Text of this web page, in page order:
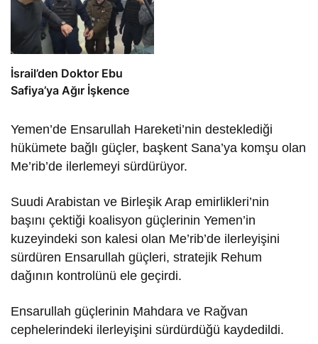
İsrail’den Doktor Ebu
Safiya’ya Ağır İşkence
Yemen’de Ensarullah Hareketi’nin desteklediği
hükümete bağlı güçler, başkent Sana’ya komşu olan
Me’rib’de ilerlemeyi sürdürüyor.
Suudi Arabistan ve Birleşik Arap emirlikleri’nin
başını çektiği koalisyon güçlerinin Yemen’in
kuzeyindeki son kalesi olan Me’rib’de ilerleyişini
sürdüren Ensarullah güçleri, stratejik Rehum
dağının kontrolünü ele geçirdi.
Ensarullah güçlerinin Mahdara ve Rağvan
cephelerindeki ilerleyişini sürdürdüğü kaydedildi.